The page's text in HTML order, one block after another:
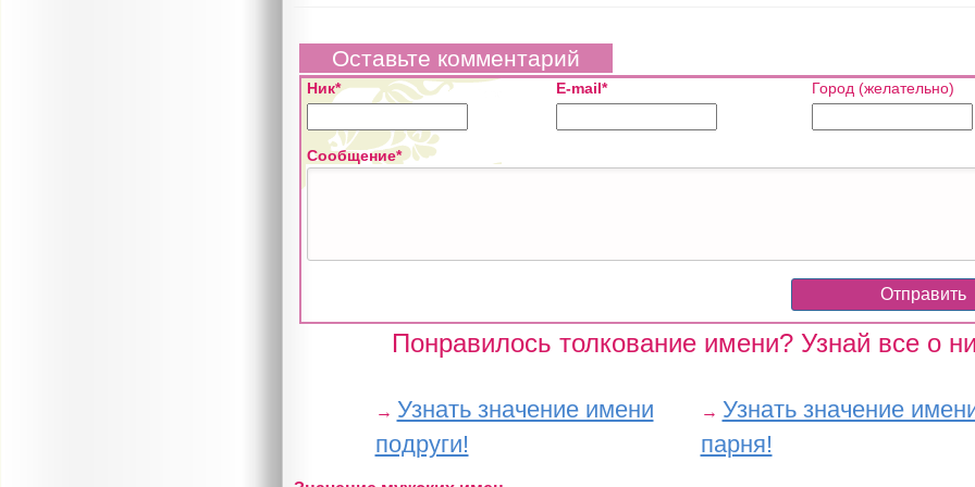
Оставьте комментарий
Ник* E-mail* Город (желательно)
Сообщение*
Понравилось толкование имени? Узнай все о
→ Узнать значение имени
подруги!
→ Узнать значение
парня!